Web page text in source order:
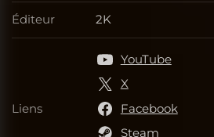
Éditeur Éditeur
2K
Liens Liens
YouTube
X
Facebook
Steam